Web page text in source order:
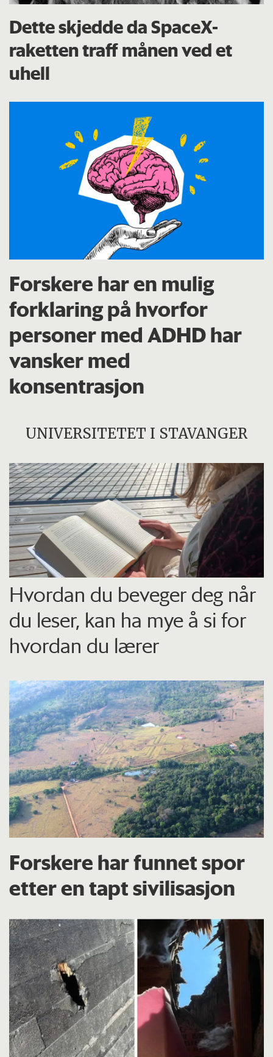
Dette skjedde da SpaceX-
raketten traff månen ved et
uhell
Forskere har en mulig
forklaring på hvorfor
personer med ADHD har
vansker med
konsentrasjon
UNIVERSITETET I STAVANGER
Hvordan du beveger deg når
du leser, kan ha mye å si for
hvordan du lærer
Forskere har funnet spor
etter en tapt sivilisasjon